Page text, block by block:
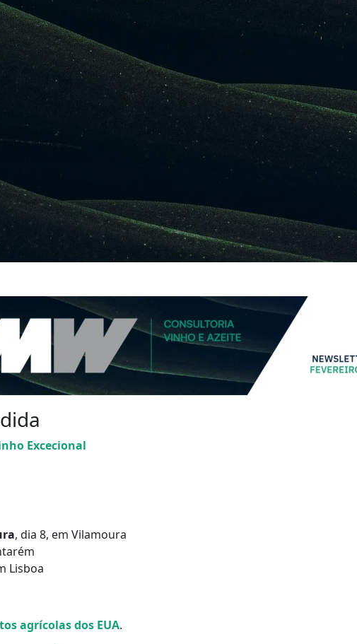
Excecional
, dia 8, em Vilamoura
Lisboa
agrícolas dos EUA.